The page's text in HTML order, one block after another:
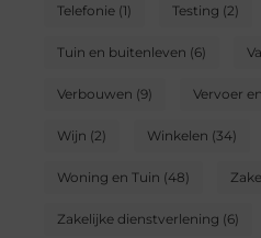
Telefonie(1) Testing (2)
Tuin en buitenleven (6)
Verbouwen (9) Vervoer
Wijn (2) Winkelen (34)
Woning en Tuin (48)
Zakelijke dienstverlening (6)